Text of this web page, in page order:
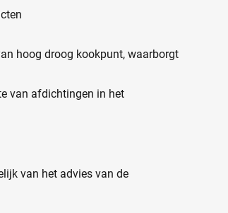
hoog droog kookpunt, waarborgt
van afdichtingen in het
van het advies van de